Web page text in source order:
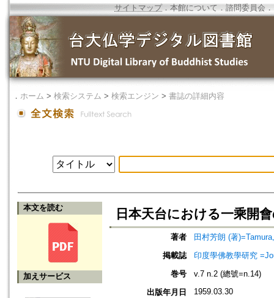
サイトマップ．本館について ． 諮問委員会 ．
． ホーム > 検索システム > 検索エンジン > 書誌の詳細内容
本文を読む
加えサービス
日本天台における一乘開
著者
田村芳朗 (著
掲載誌
印度學佛教學研究
巻号
v.7 n.2 (總號=n.14)
出版年月日
1959.03.30